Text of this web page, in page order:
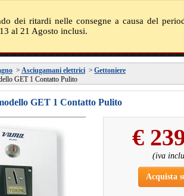
dei ritardi nelle consegne a causa del
al 21 Agosto inclusi.
> Asciugamani elettrici > Gettoniere
GET 1 Contatto Pulito
GET 1 Contatto Pulito
€
(iva
Acquista